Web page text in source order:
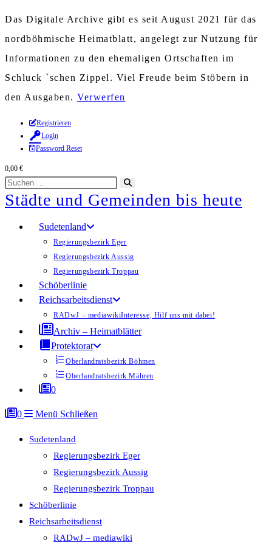
Das Digitale Archive gibt es seit August 2021 für das
nordböhmische Heimatblatt, angelegt zur Nutzung für
Informationen zu den ehemaligen Ortschaften im
Schluck `schen Zippel. Viel Freude beim Stöbern in
den Ausgaben. Verwerfen
Zum
Inhalt
springen
Registrieren
Login
Password Reset
0,00 €
Diese
Website
durchsuchen
starten
Städte und Gemeinden bis heute
Sudetenland
Regierungsbezirk Eger
Regierungsbezirk Aussig
Regierungsbezirk Troppau
Schöberlinie
Reichsarbeitsdienst
RADwJ – mediawikiInteresse, Hilf uns mit dabei!
Archiv – Heimatblätter
Protektorat
Oberlandratsbezirk Böhmen
Oberlandratsbezirk Mähren
0
0 Menü Schließen
Sudetenland
Regierungsbezirk Eger
Regierungsbezirk Aussig
Regierungsbezirk Troppau
Schöberlinie
Reichsarbeitsdienst
RADwJ – mediawiki